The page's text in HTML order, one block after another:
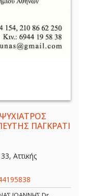
ΠΑΓΚΡΑΤΙ
Αττικής